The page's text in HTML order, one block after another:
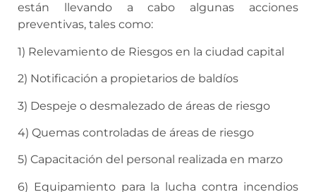
están llevando a cabo algunas acciones
preventivas, tales como:
1) Relevamiento de Riesgos en la ciudad capital
2) Notificación a propietarios de baldíos
3) Despeje o desmalezado de áreas de riesgo
4) Quemas controladas de áreas de riesgo
5) Capacitación del personal realizada en marzo
6) Equipamiento para la lucha contra incendios